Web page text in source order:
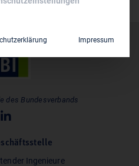
des Bundesverbands
Ingenieure
Impressum